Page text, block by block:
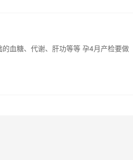
血糖、代谢、肝功等等 孕4月产检要做